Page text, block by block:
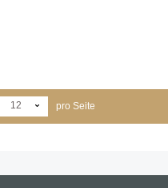
12 pro Seite